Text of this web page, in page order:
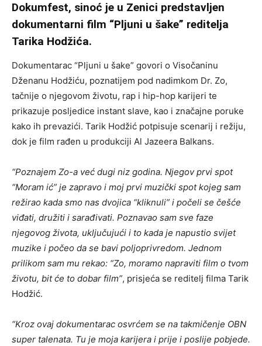
Dokumfest, sinoć je u Zenici predstavljen
dokumentarni film “Pljuni u šake” reditelja
Tarika Hodžića.
Dokumentarac “Pljuni u šake” govori o Visočaninu
Dženanu Hodžiću, poznatijem pod nadimkom Dr. Zo,
tačnije o njegovom životu, rap i hip-hop karijeri te
prikazuje posljedice instant slave, kao i značajne poruke
kako ih prevazići. Tarik Hodžić potpisuje scenarij i režiju,
dok je film rađen u produkciji Al Jazeera Balkans.
“Poznajem Zo-a već dugi niz godina. Njegov prvi spot
“Moram ić” je zapravo i moj prvi muzički spot kojeg sam
režirao kada smo nas dvojica “kliknuli” i počeli se češće
viđati, družiti i sarađivati. Poznavao sam sve faze
njegovog života, uključujući i to kada je napustio svijet
muzike i počeo da se bavi poljoprivredom. Jednom
prilikom sam mu rekao: “Zo, moramo napraviti film o tvom
životu, bit će to dobar film”, prisjeća se reditelj filma Tarik
Hodžić.
“Kroz ovaj dokumentarac osvrćem se na takmičenje OBN
super talenata. Tu je moja karijera i prije i poslije pobjede.